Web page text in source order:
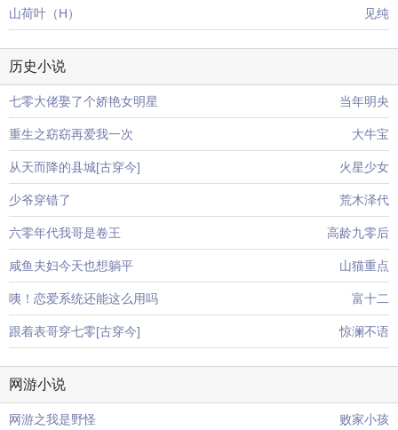
山荷叶（H） 见纯
历史小说
七零大佬娶了个娇艳女明星 当年明央
重生之窈窈再爱我一次 大牛宝
从天而降的县城[古穿今] 火星少女
少爷穿错了 荒木泽代
六零年代我哥是卷王 高龄九零后
咸鱼夫妇今天也想躺平 山猫重点
咦！恋爱系统还能这么用吗 富十二
跟着表哥穿七零[古穿今] 惊澜不语
网游小说
网游之我是野怪 败家小孩